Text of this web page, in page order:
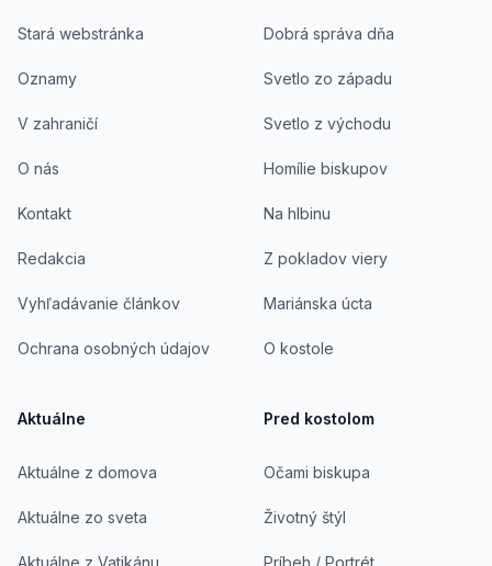
Stará webstránka
Oznamy
V zahraničí
O nás
Kontakt
Redakcia
Vyhľadávanie článkov
Ochrana osobných údajov
Aktuálne
Aktuálne z domova
Aktuálne zo sveta
Aktuálne z Vatikánu
Dobrá správa dňa
Svetlo zo západu
Svetlo z východu
Homílie biskupov
Na hlbinu
Z pokladov viery
Mariánska úcta
O kostole
Pred kostolom
Očami biskupa
Životný štýl
Príbeh / Portrét